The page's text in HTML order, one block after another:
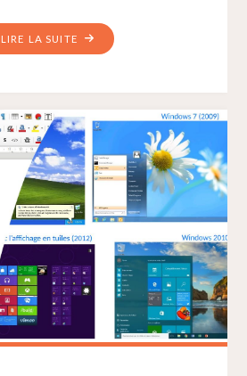
LIRE LA SUITE "PRINT
BRÛLENT-
ILS
WEB
:
LA
PRESSE
ÉCRITE
BRILLE-
?"